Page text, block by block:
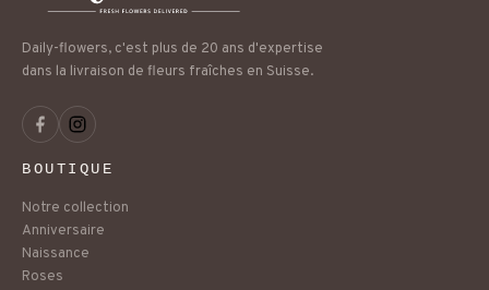
Daily-flowers, c'est plus de 20 ans d'expertise
dans la livraison de fleurs fraîches en Suisse.
BOUTIQUE
Notre collection
Anniversaire
Naissance
Roses